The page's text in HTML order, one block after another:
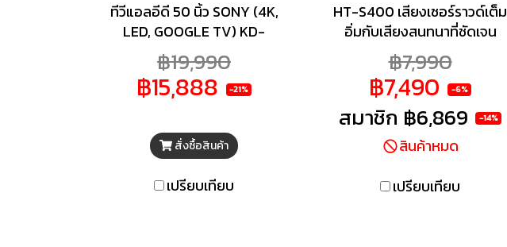
ทีวีแอลอีดี 50 นิ้ว SONY (4K,
LED, GOOGLE TV) KD-
50X75K ในวันพักผ่อนอยู่บ้าน
สบาย ๆ จะมีอะไรที่ดีไปกว่าการ
มีทีวีตอบโจทย์ทุกความ
รุ่น KD-50X75K ขนาด 50 นิ้ว
จาก SONY ที่ให้ภาพคมชัด
ชิปประมวลผล 4K HDR
฿19,990
฿15,888 -21%
สั่งซื้อสินค้า
เปรียบเทียบ
HT-S400 เสียงเซอร์ราวด์เต็ม
อิ่มกับเสียงสนทนาที่ชัดเจน
Soundbar เครื่องนี้พร้อมซับ
วูฟเฟอร์กำลังสูงไร้สายที่มี
เอาต์พุตรวม 330W จะมอบ
เสียงเซอร์ราวด์รอบทิศทางดั่ง
โรงภาพยนตร์ให้แก่ห้องนั่งเล่น
ของคุณ ดูภาพยนตร์และทีวี
ลึกและบทสนทนาที่ชัดใสขึ้น
฿7,990
฿7,490 -6%
สมาชิก ฿6,869 -14%
สินค้าหมด
เปรียบเทียบ